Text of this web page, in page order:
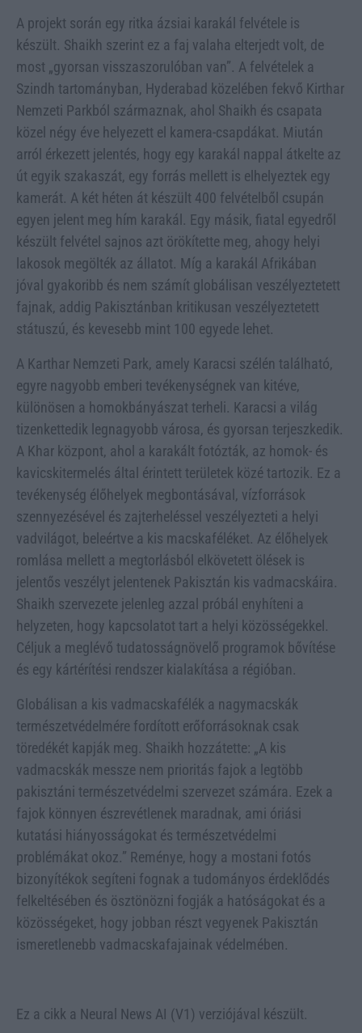
A projekt során egy ritka ázsiai karakál felvétele is
készült. Shaikh szerint ez a faj valaha elterjedt volt, de
most „gyorsan visszaszorulóban van”. A felvételek a
Szindh tartományban, Hyderabad közelében fekvő Kirthar
Nemzeti Parkból származnak, ahol Shaikh és csapata
közel négy éve helyezett el kamera-csapdákat. Miután
arról érkezett jelentés, hogy egy karakál nappal átkelte az
út egyik szakaszát, egy forrás mellett is elhelyeztek egy
kamerát. A két héten át készült 400 felvételből csupán
egyen jelent meg hím karakál. Egy másik, fiatal egyedről
készült felvétel sajnos azt örökítette meg, ahogy helyi
lakosok megölték az állatot. Míg a karakál Afrikában
jóval gyakoribb és nem számít globálisan veszélyeztetett
fajnak, addig Pakisztánban kritikusan veszélyeztetett
státuszú, és kevesebb mint 100 egyede lehet.
A Karthar Nemzeti Park, amely Karacsi szélén található,
egyre nagyobb emberi tevékenységnek van kitéve,
különösen a homokbányászat terheli. Karacsi a világ
tizenkettedik legnagyobb városa, és gyorsan terjeszkedik.
A Khar központ, ahol a karakált fotózták, az homok- és
kavicskitermelés által érintett területek közé tartozik. Ez a
tevékenység élőhelyek megbontásával, vízforrások
szennyezésével és zajterheléssel veszélyezteti a helyi
vadvilágot, beleértve a kis macskaféléket. Az élőhelyek
romlása mellett a megtorlásból elkövetett ölések is
jelentős veszélyt jelentenek Pakisztán kis vadmacskáira.
Shaikh szervezete jelenleg azzal próbál enyhíteni a
helyzeten, hogy kapcsolatot tart a helyi közösségekkel.
Céljuk a meglévő tudatosságnövelő programok bővítése
és egy kártérítési rendszer kialakítása a régióban.
Globálisan a kis vadmacskafélék a nagymacskák
természetvédelmére fordított erőforrásoknak csak
töredékét kapják meg. Shaikh hozzátette: „A kis
vadmacskák messze nem prioritás fajok a legtöbb
pakisztáni természetvédelmi szervezet számára. Ezek a
fajok könnyen észrevétlenek maradnak, ami óriási
kutatási hiányosságokat és természetvédelmi
problémákat okoz.” Reménye, hogy a mostani fotós
bizonyítékok segíteni fognak a tudományos érdeklődés
felkeltésében és ösztönözni fogják a hatóságokat és a
közösségeket, hogy jobban részt vegyenek Pakisztán
ismeretlenebb vadmacskafajainak védelmében.
Ez a cikk a Neural News AI (V1) verziójával készült.